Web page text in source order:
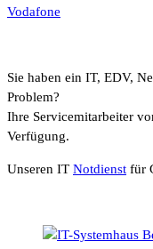
Vodafone
Sie haben ein IT, EDV,
Problem?
Ihre Servicemitarbeiter
Verfügung.
Unseren IT Notdienst für